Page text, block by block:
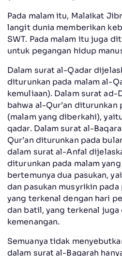
Pada malam itu, Malaikat
langit dunia memberikan
SWT. Pada malam itu juga
untuk pegangan hidup
Dalam surat al-Qadar
diturunkan pada malam al-
kemuliaan). Dalam surat ad-
bahwa al-Qur’an diturunkan
(malam yang diberkahi),
qadar. Dalam surat al-
Qur’an diturunkan pada
dalam surat al-Anfal
diturunkan pada malam
bertemunya dua pasukan,
dan pasukan musyrikin pada
yang terkenal dengan hari
dan batil, yang terkenal juga
kemenangan.
Semuanya tidak
dalam surat al-Baqarah